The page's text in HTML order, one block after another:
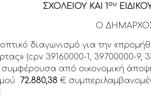
ΣΧΟΛΕΙΟΥ ΚΑΙ 1ου
Ο
διαγωνισμό για την
(cpv 39160000-1, 39700000-9,
από οικονομική
72.880,38 €